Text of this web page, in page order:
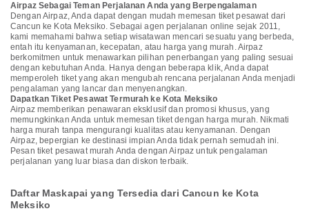
Airpaz Sebagai Teman Perjalanan Anda yang Berpengalaman
Dengan Airpaz, Anda dapat dengan mudah memesan tiket pesawat dari
Cancun ke Kota Meksiko. Sebagai agen perjalanan online sejak 2011,
kami memahami bahwa setiap wisatawan mencari sesuatu yang berbeda,
entah itu kenyamanan, kecepatan, atau harga yang murah. Airpaz
berkomitmen untuk menawarkan pilihan penerbangan yang paling sesuai
dengan kebutuhan Anda. Hanya dengan beberapa klik, Anda dapat
memperoleh tiket yang akan mengubah rencana perjalanan Anda menjadi
pengalaman yang lancar dan menyenangkan.
Dapatkan Tiket Pesawat Termurah ke Kota Meksiko
Airpaz memberikan penawaran eksklusif dan promosi khusus, yang
memungkinkan Anda untuk memesan tiket dengan harga murah. Nikmati
harga murah tanpa mengurangi kualitas atau kenyamanan. Dengan
Airpaz, bepergian ke destinasi impian Anda tidak pernah semudah ini.
Pesan tiket pesawat murah Anda dengan Airpaz untuk pengalaman
perjalanan yang luar biasa dan diskon terbaik.
Daftar Maskapai yang Tersedia dari Cancun ke Kota
Meksiko